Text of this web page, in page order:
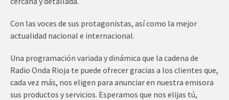
Con las voces de sus protagonistas, así como la mejor
actualidad nacional e internacional.
Una programación variada y dinámica que la cadena de
Radio Onda Rioja te puede ofrecer gracias a los clientes que,
cada vez más, nos eligen para anunciar en nuestra emisora
sus productos y servicios. Esperamos que nos elijas tú,